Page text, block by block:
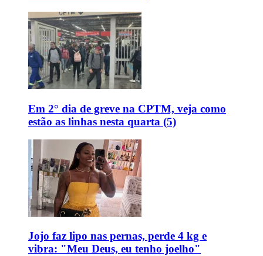
Em 2° dia de greve na CPTM, veja como
estão as linhas nesta quarta (5)
Jojo faz lipo nas pernas, perde 4 kg e
vibra: "Meu Deus, eu tenho joelho"